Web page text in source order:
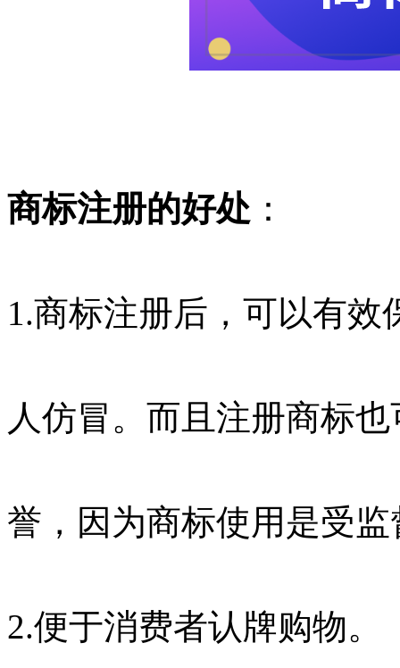
商标注册的好处 ：
1.商标注册后，可以有
人仿冒。而且注册商标
誉，因为商标使用是受监
2.便于消费者认牌购物。